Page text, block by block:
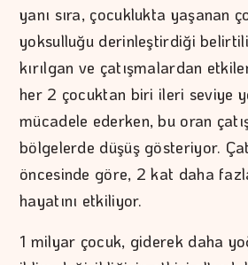
yanı sıra, çocuklukta yaşanan
yoksulluğu derinleştirdiği
kırılgan ve çatışmalardan
her 2 çocuktan biri ileri seviye
mücadele ederken, bu oran
bölgelerde düşüş gösteriyor.
öncesinde göre, 2 kat daha
hayatını etkiliyor.
1 milyar çocuk, giderek daha